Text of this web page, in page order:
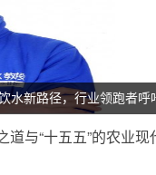
水新路径，行业领跑者
道与“十五五”的农